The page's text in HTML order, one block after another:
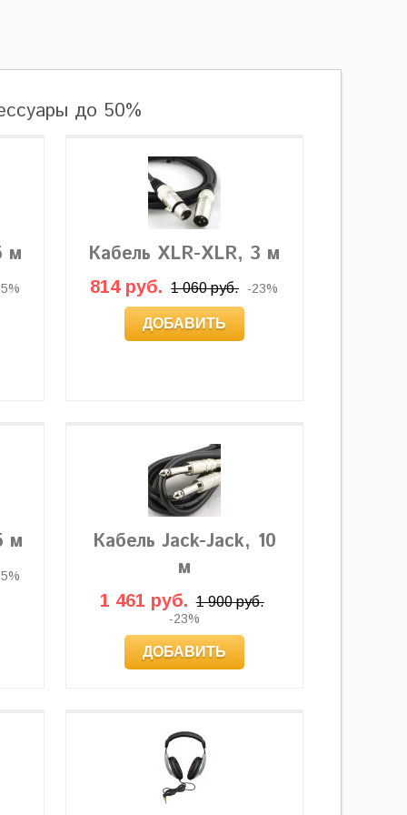
до 50%
м Кабель XLR-XLR, 3 м
814 руб. 1 060 руб. -23%
ДОБАВИТЬ
м
Кабель Jack-Jack, 10
м
1 461 руб. 1 900 руб.
-23%
ДОБАВИТЬ